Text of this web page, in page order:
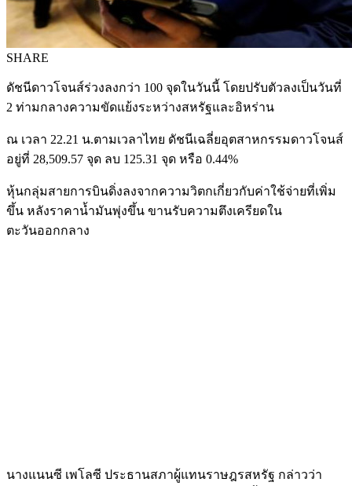
SHARE
ดัชนีดาวโจนส์ร่วงลงกว่า 100 จุดในวันนี้ โดยปรับตัวลงเป็นวันที่
2 ท่ามกลางความขัดแย้งระหว่างสหรัฐและอิหร่าน
ณ เวลา 22.21 น.ตามเวลาไทย ดัชนีเฉลี่ยอุตสาหกรรมดาวโจนส์
อยู่ที่ 28,509.57 จุด ลบ 125.31 จุด หรือ 0.44%
หุ้นกลุ่มสายการบินดิ่งลงจากความวิตกเกี่ยวกับค่าใช้จ่ายที่เพิ่ม
ขึ้น หลังราคาน้ำมันพุ่งขึ้น ขานรับความตึงเครียดใน
ตะวันออกกลาง
นางแนนซี เพโลซี ประธานสภาผู้แทนราษฎรสหรัฐ กล่าวว่า